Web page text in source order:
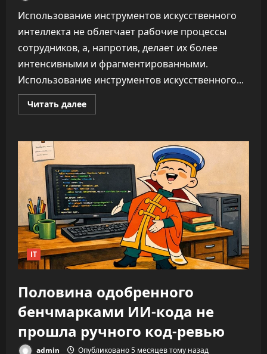
Использование инструментов искусственного
интеллекта не облегчает рабочие процессы
сотрудников, а, напротив, делает их более
интенсивными и фрагментированными.
Использование инструментов искусственного...
Читать далееПрочитать
больше
а
увеличивает
время
на
каждую
задачу
—
до
346%
IT
Половина одобренного
бенчмарками ИИ-кода не
прошла ручного код-ревью
admin Опубликовано 5 месяцев тому назад